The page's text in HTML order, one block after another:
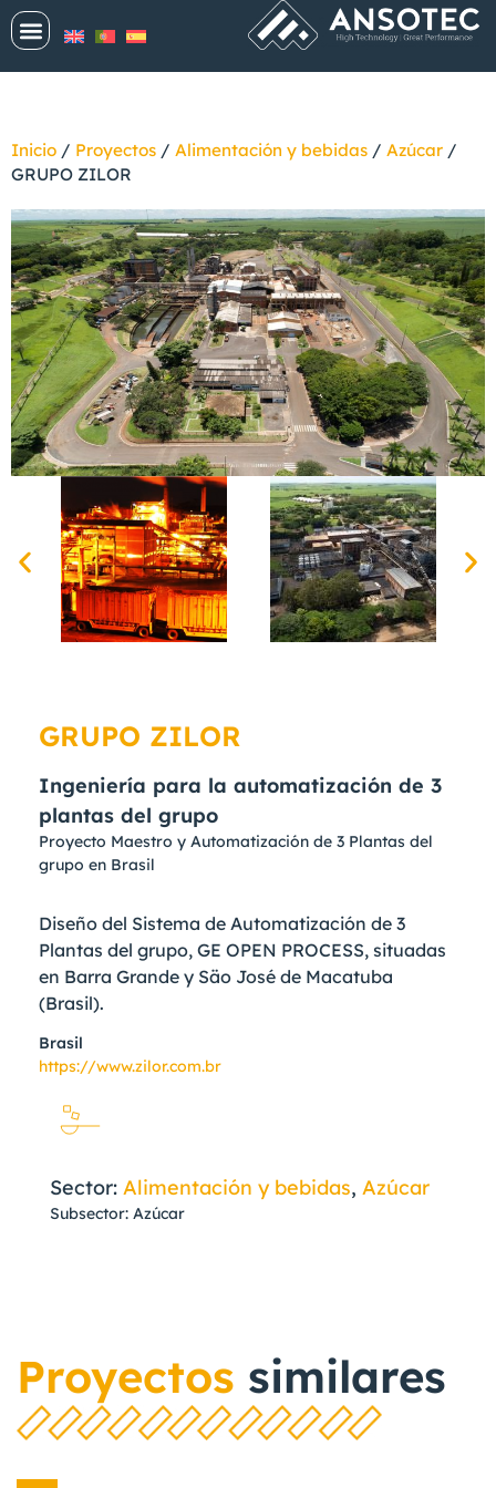
Inicio / Proyectos / Alimentación y bebidas / Azúcar /
GRUPO ZILOR
GRUPO ZILOR
Ingeniería para la automatización de 3
plantas del grupo
Proyecto Maestro y Automatización de 3 Plantas del
grupo en Brasil
Diseño del Sistema de Automatización de 3
Plantas del grupo, GE OPEN PROCESS, situadas
en Barra Grande y Säo José de Macatuba
(Brasil).
Brasil
https://www.zilor.com.br
Sector: Alimentación y bebidas, Azúcar
Subsector: Azúcar
Proyectos similares